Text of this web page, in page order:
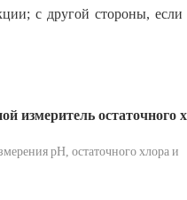
с другой стороны, если
измеритель остаточного
pH, остаточного хлора и